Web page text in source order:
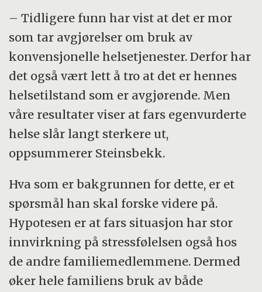
– Tidligere funn har vist at det er mor
som tar avgjørelser om bruk av
konvensjonelle helsetjenester. Derfor har
det også vært lett å tro at det er hennes
helsetilstand som er avgjørende. Men
våre resultater viser at fars egenvurderte
helse slår langt sterkere ut,
oppsummerer Steinsbekk.
Hva som er bakgrunnen for dette, er et
spørsmål han skal forske videre på.
Hypotesen er at fars situasjon har stor
innvirkning på stressfølelsen også hos
de andre familiemedlemmene. Dermed
øker hele familiens bruk av både